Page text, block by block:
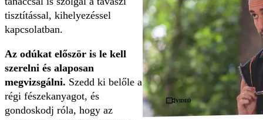
tisztítással, kihelyezéssel
kapcsolatban.
Az odúkat először is le kell
szerelni és alaposan
megvizsgálni. Szedd ki belőle a
régi fészekanyagot, és
gondoskodj róla, hogy az
Videó